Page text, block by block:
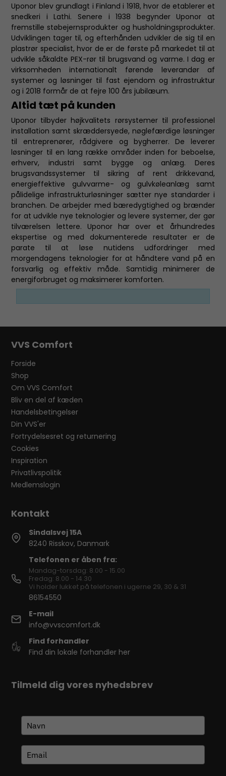
Uponor blev grundlagt i Finland i 1918, hvor de etablerer et
snedkeri i Lathi. Senere i 1938 begynder Uponor at
fremstille støbejernsprodukter og husholdningsprodukter.
Udviklingen tager til, og efterhånden udvikler de sig til en
plastrør specialist, hvor de er de første på markedet til at
udvikle såkaldte PEX-rør til brugsvand og varme. I dag er
virksomheden internationalt førende leverandør af
systemer og løsninger til fast ejendom og infrastruktur
og i 2018 formår de at fejre 100 års jubilæum.
Altid tæt på kunden
Uponor tilbyder højkvalitets rørsystemer til professionel
installation samt skræddersyede, nøglefærdige løsninger
til entreprenører, rådgivere og bygherrer. De leverer
løsninger til en lang række områder inden for beboelse,
erhverv, industri samt bygge og anlæg. Deres
brugsvandssystemer til sikring af rent drikkevand,
energieffektive gulvvarme- og gulvkøleanlæg samt
pålidelige infrastrukturløsninger sætter nye standarder i
branchen. De arbejder med bæredygtighed og brænder
for at udvikle nye teknologier og levere systemer, der gør
tilværelsen lettere. Uponor har over et århundredes
ekspertise og med dokumenterede resultater er de
parate til at løse nutidens udfordringer med
morgendagens teknologier for at håndtere vand på en
forsvarlig og effektiv måde. Samtidig minimerer de
energiforbruget og maksimerer komforten.
VVS Comfort
Forside
Shop
Om VVS Comfort
Bliv en del af kæden
Handelsbetingelser
Din VVS'er
Fortrydelsesret og returnering
Cookies
Inspiration
Privatlivspolitik
Medlemslogin
Sindalsvej 15A
8240 Risskov, Danmark
Telefonen er åben fra:
Mandag-torsdag: 8.00 - 15.00
Fredag: 8.00 - 14.30
Vi holder lukket på telefonen i ugerne 29, 30 & 31
86154550
E-mail
info@vvscomfort.dk
Find forhandler
Find din lokale forhandler her
Tilmeld dig vores nyhedsbrev